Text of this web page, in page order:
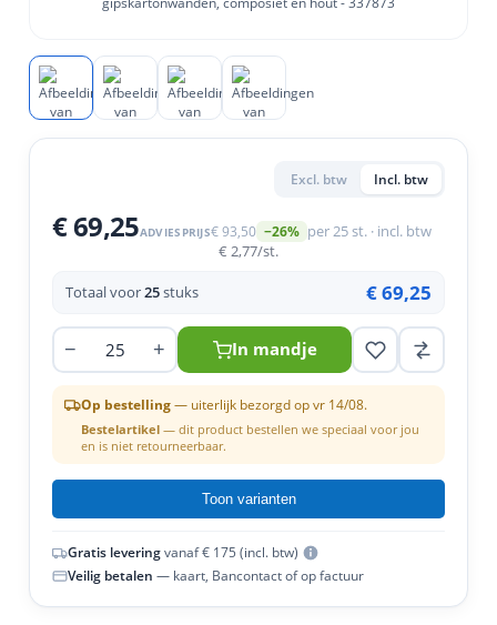
& primers
Stokeinde
/ Schroefduim
Excl. btw Incl. btw
€ 69,25ADVIESPRIJS€ 93,50 −26% per 25 st. · incl. btw
€ 2,77/st.
Totaal voor25stuks € 69,25
− + In mandje
Op bestelling— uiterlijk bezorgd op vr 14/08.
Bestelartikel — dit product bestellen we speciaal voor jou
en is niet retourneerbaar.
Toon varianten
Gratis levering vanaf € 175 (incl. btw)
Veilig betalen — kaart, Bancontact of op factuur